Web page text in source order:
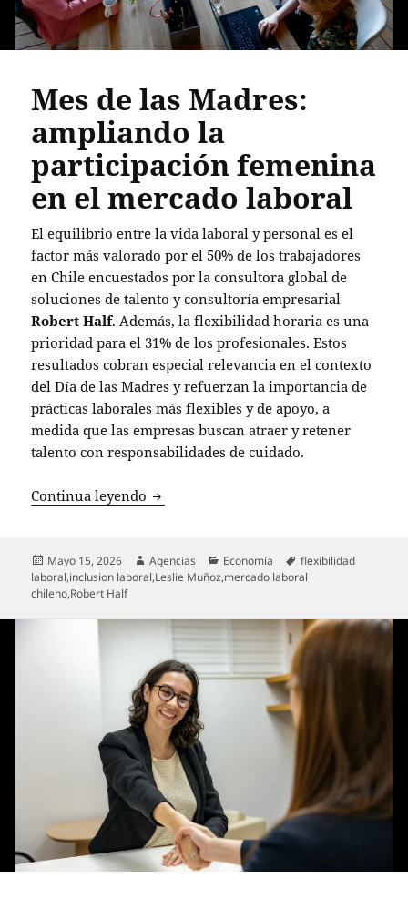
Mes de las Madres:
ampliando la
participación femenina
en el mercado laboral
El equilibrio entre la vida laboral y personal es el
factor más valorado por el 50% de los trabajadores
en Chile encuestados por la consultora global de
soluciones de talento y consultoría empresarial
Robert Half. Además, la flexibilidad horaria es una
prioridad para el 31% de los profesionales. Estos
resultados cobran especial relevancia en el contexto
del Día de las Madres y refuerzan la importancia de
prácticas laborales más flexibles y de apoyo, a
medida que las empresas buscan atraer y retener
talento con responsabilidades de cuidado.
Continua leyendo Mes de las Madres: ampliando la
Publicado
el
Mayo 15, 2026 Autor
Agencias Categorías
Economía Etiquetas
flexibilidad
laboral,inclusion laboral,Leslie Muñoz,mercado laboral
chileno,Robert Half